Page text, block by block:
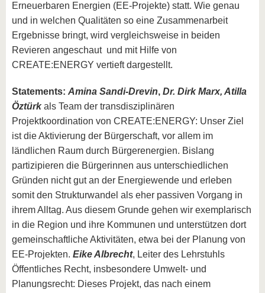
Erneuerbaren Energien (EE-Projekte) statt. Wie genau
und in welchen Qualitäten so eine Zusammenarbeit
Ergebnisse bringt, wird vergleichsweise in beiden
Revieren angeschaut und mit Hilfe von
CREATE:ENERGY vertieft dargestellt.
Statements: Amina Sandi-Drevin, Dr. Dirk Marx, Atilla
Öztürkals Team der transdisziplinären
Projektkoordination von CREATE:ENERGY: Unser Ziel
ist die Aktivierung der Bürgerschaft, vor allem im
ländlichen Raum durch Bürgerenergien. Bislang
partizipieren die Bürgerinnen aus unterschiedlichen
Gründen nicht gut an der Energiewende und erleben
somit den Strukturwandel als eher passiven Vorgang in
ihrem Alltag. Aus diesem Grunde gehen wir exemplarisch
in die Region und ihre Kommunen und unterstützen dort
gemeinschaftliche Aktivitäten, etwa bei der Planung von
EE-Projekten. Eike Albrecht, Leiter des Lehrstuhls
Öffentliches Recht, insbesondere Umwelt- und
Planungsrecht: Dieses Projekt, das nach einem